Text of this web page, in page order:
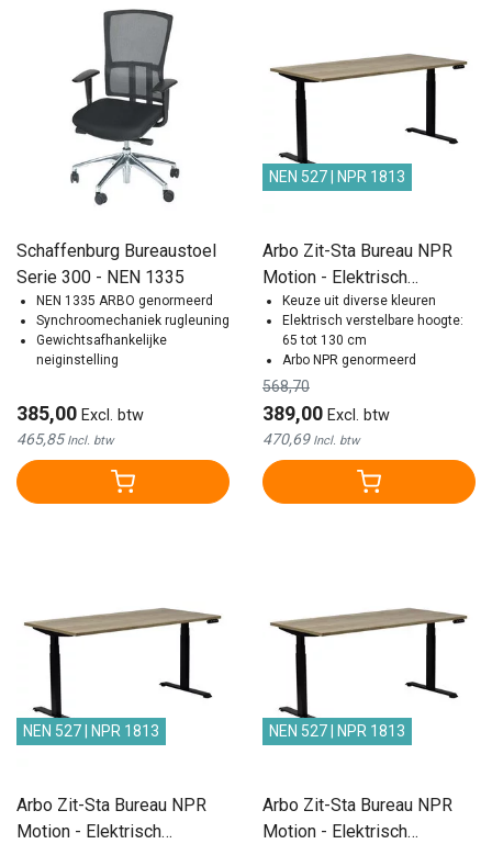
Schaffenburg Bureaustoel
Serie 300 - NEN 1335
NEN 1335 ARBO genormeerd
Synchroomechaniek rugleuning
Gewichtsafhankelijke
neiginstelling
385,00 Excl. btw
465,85Incl. btw
NEN 527 | NPR 1813
Arbo Zit-Sta Bureau NPR
Motion - Elektrisch
Verstelbaar | 120x80 cm
Keuze uit diverse kleuren
Elektrisch verstelbare hoogte:
65 tot 130 cm
Arbo NPR genormeerd
568,70
389,00 Excl. btw
470,69 Incl. btw
NEN 527 | NPR 1813
Arbo Zit-Sta Bureau NPR
Motion - Elektrisch
NEN 527 | NPR 1813
Arbo Zit-Sta Bureau NPR
Motion - Elektrisch